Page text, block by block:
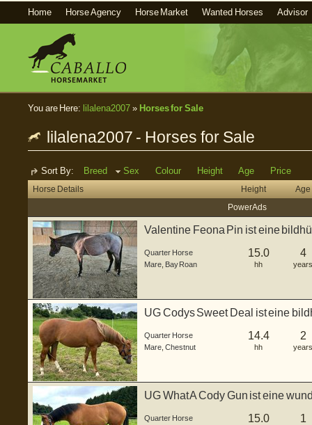
Home Horse Agency Horse Market Wanted Horses Advisor
You are Here: lilalena2007 » Horses for Sale
lilalena2007 - Horses for Sale
Sort By: Breed Sex Colour Height Age Price
Horse Details Height
Age
Power Ads
Valentine Feona Pin ist eine
Quarter Horse
Mare Bay Roan
15.0
hh
4
years
UG Codys Sweet Deal ist eine
Quarter Horse
Mare Chestnut
14.4
hh
2
years
UG What A Cody Gun ist eine
Quarter Horse
15.0 1